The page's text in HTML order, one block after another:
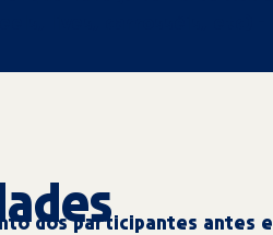
dos participantes antes e